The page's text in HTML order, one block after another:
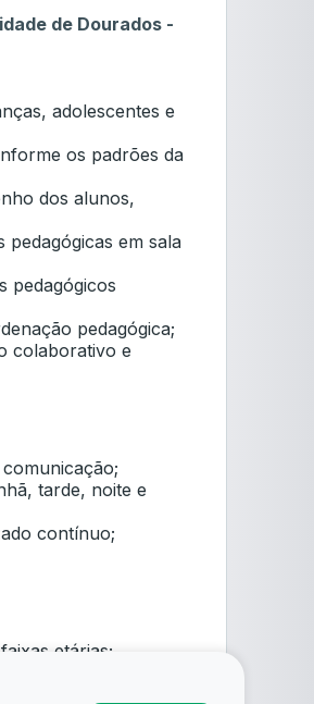
de Dourados -
adolescentes e
os padrões da
dos alunos,
em sala
pedagógicos
pedagógica;
colaborativo e
tarde, noite e
contínuo;
etárias;